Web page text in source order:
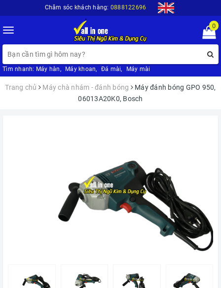
Chăm sóc khách hàng: 0888122696
Toggle
navigation
0
Tìm nhanh: Máy hàn, Máy khoan, Đá mài, Máy mài
Trang chủ Máy chà nhám - đánh bóng
Máy đánh bóng GPO 950,
06013A20K0, Bosch